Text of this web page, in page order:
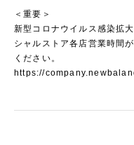
＜重要＞
新型コロナウイルス感染拡
シャルストア各店営業時間
ください。
https://